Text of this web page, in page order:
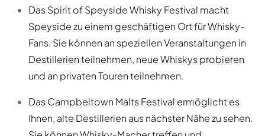
Das Spirit of Speyside Whisky Festival macht
Speyside zu einem geschäftigen Ort für Whisky-
Fans. Sie können an speziellen Veranstaltungen in
Destillerien teilnehmen, neue Whiskys probieren
und an privaten Touren teilnehmen.
Das Campbeltown Malts Festival ermöglicht es
Ihnen, alte Destillerien aus nächster Nähe zu sehen.